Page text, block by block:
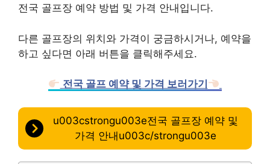
전국 골프장 예약 방법 및 가격 안내입니다.
다른 골프장의 위치와 가격이 궁금하시거나, 예약을
하고 싶다면 아래 버튼을 클릭해주세요.
전국 골프 예약 및 가격 보러가기
u003cstrongu003e전국 골프장 예약 및
가격 안내u003c/strongu003e